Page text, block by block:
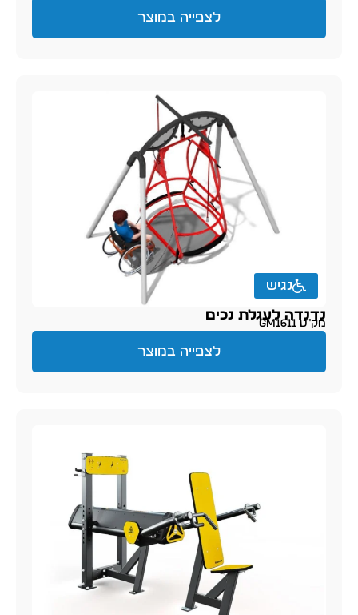
לצפייה במוצר
נגיש
נדנדה לעגלת נכים
מק״ט GM1611
לצפייה במוצר